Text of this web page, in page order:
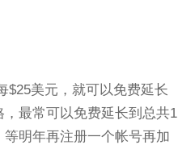
$25美元，就可以免费延长
最常可以免费延长到总共1
明年再注册一个帐号再加